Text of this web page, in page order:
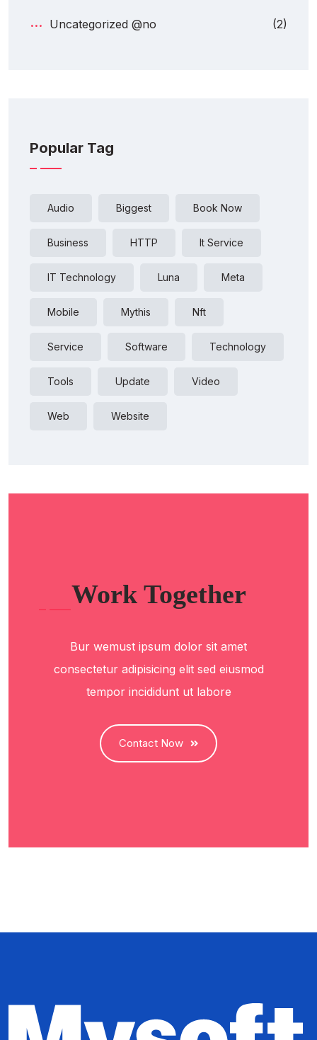
Uncategorized @no (2)
Popular Tag
Audio Biggest Book Now
Business HTTP It Service
IT Technology Luna Meta
Mobile Mythis Nft
Service Software Technology
Tools Update Video
Web Website
Work Together
Bur wemust ipsum dolor sit amet
consectetur adipisicing elit sed eiusmod
tempor incididunt ut labore
Contact Now